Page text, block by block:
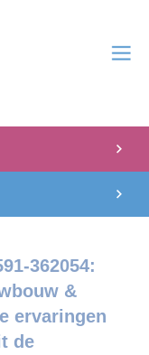
362054:
&
ervaringen
de